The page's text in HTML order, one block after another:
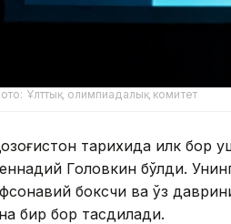
Ұлттық олимпиадалық комитет
тарихида илк бор
Головкин бўлди.
боксчи ва ўз
бир бор тасдиқлади.